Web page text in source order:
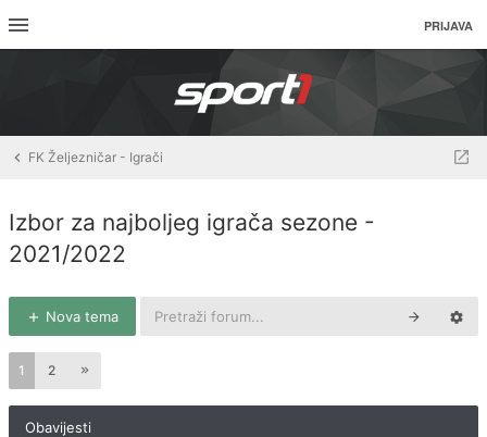
PRIJAVA
FK Željezničar - Igrači
Izbor za najboljeg igrača sezone -
2021/2022
Nova tema
1 2
Obavijesti